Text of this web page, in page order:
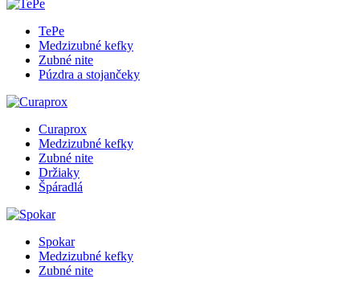
TePe
Medzizubné kefky
Zubné nite
Púzdra a stojančeky
Curaprox
Medzizubné kefky
Zubné nite
Držiaky
Špáradlá
Spokar
Medzizubné kefky
Zubné nite